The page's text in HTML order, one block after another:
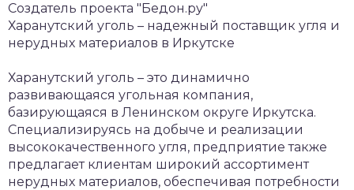
Создатель проекта "Бедон.ру"
Харанутский уголь – надежный поставщик угля и
нерудных материалов в Иркутске
Харанутский уголь – это динамично
развивающаяся угольная компания,
базирующаяся в Ленинском округе Иркутска.
Специализируясь на добыче и реализации
высококачественного угля, предприятие также
предлагает клиентам широкий ассортимент
нерудных материалов, обеспечивая потребности